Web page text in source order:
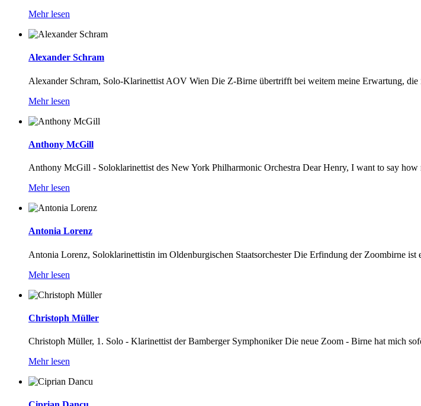
Mehr lesen
Alexander Schram
Alexander Schram, Solo-Klarinettist AOV Wien Die Z-Birne übertrifft bei weitem meine Erwartung,
Mehr lesen
Anthony McGill
Anthony McGill - Soloklarinettist des New York Philharmonic Orchestra Dear Henry, I want to say
Mehr lesen
Antonia Lorenz
Antonia Lorenz, Soloklarinettistin im Oldenburgischen Staatsorchester Die Erfindung der Zoombirne
Mehr lesen
Christoph Müller
Christoph Müller, 1. Solo - Klarinettist der Bamberger Symphoniker Die neue Zoom - Birne hat mich
Mehr lesen